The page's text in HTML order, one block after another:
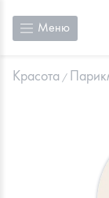
Меню
Красота